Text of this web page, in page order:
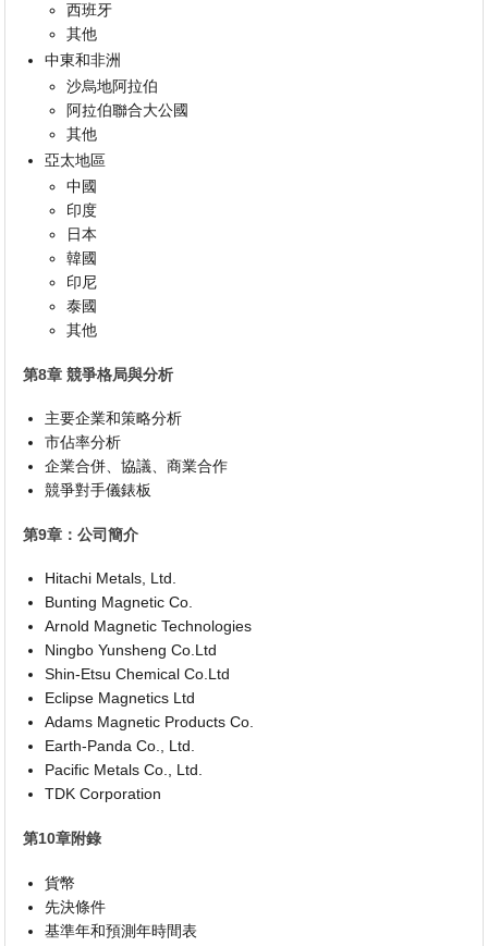
西班牙
其他
中東和非洲
沙烏地阿拉伯
阿拉伯聯合大公國
其他
亞太地區
中國
印度
日本
韓國
印尼
泰國
其他
第8章 競爭格局與分析
主要企業和策略分析
市佔率分析
企業合併、協議、商業合作
競爭對手儀錶板
第9章：公司簡介
Hitachi Metals, Ltd.
Bunting Magnetic Co.
Arnold Magnetic Technologies
Ningbo Yunsheng Co.Ltd
Shin-Etsu Chemical Co.Ltd
Eclipse Magnetics Ltd
Adams Magnetic Products Co.
Earth-Panda Co., Ltd.
Pacific Metals Co., Ltd.
TDK Corporation
第10章附錄
貨幣
先決條件
基準年和預測年時間表